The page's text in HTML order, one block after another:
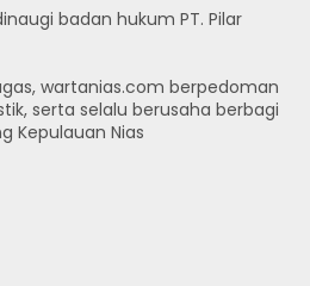
badan hukum PT. Pilar
wartanias.com berpedoman
serta selalu berusaha berbagi
Kepulauan Nias